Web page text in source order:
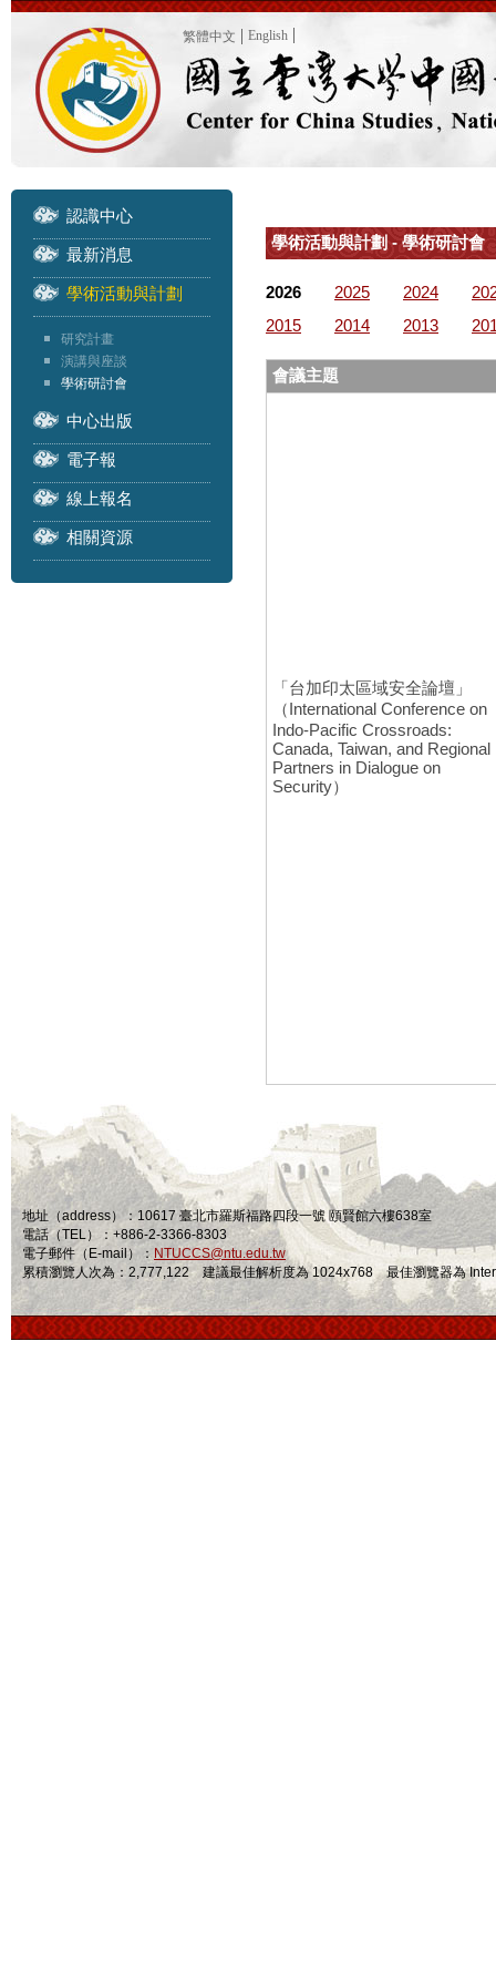
繁體中文 English
認識中心
最新消息
學術活動與計劃
研究計畫
演講與座談
學術研討會
中心出版
電子報
線上報名
相關資源
學術活動與計劃 - 學術研討會
2026 2025 2024
2015
2014 2013
會議主題
「台加印太區域安全論壇」
（International Conference on
Indo-Pacific Crossroads:
Canada, Taiwan, and Regional
Partners in Dialogue on
Security）
地址（address）：10617 臺北市羅斯福路四段一號 頤賢館六樓638室
電話（TEL）：+886-2-3366-8303
電子郵件（E-mail）： NTUCCS@ntu.edu.tw
累積瀏覽人次為：2,777,122 建議最佳解析度為 1024x768 最佳瀏覽器為